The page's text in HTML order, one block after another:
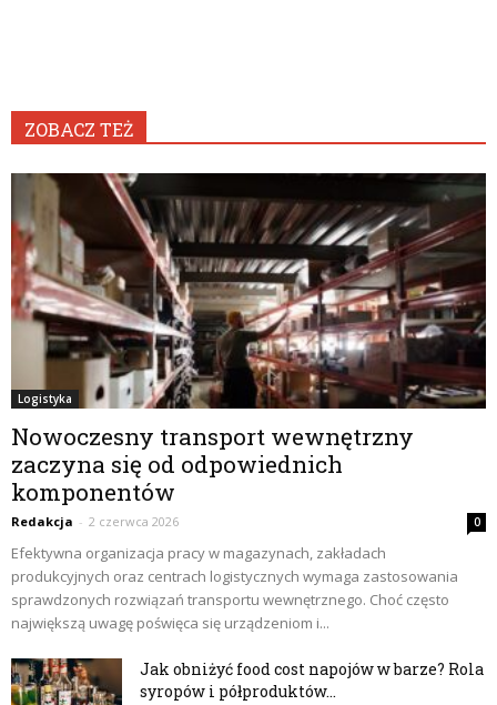
ZOBACZ TEŻ
Logistyka
Nowoczesny transport wewnętrzny
zaczyna się od odpowiednich
komponentów
Redakcja - 2 czerwca 2026 0
Efektywna organizacja pracy w magazynach, zakładach
produkcyjnych oraz centrach logistycznych wymaga zastosowania
sprawdzonych rozwiązań transportu wewnętrznego. Choć często
największą uwagę poświęca się urządzeniom i...
Jak obniżyć food cost napojów w barze? Rola
syropów i półproduktów...